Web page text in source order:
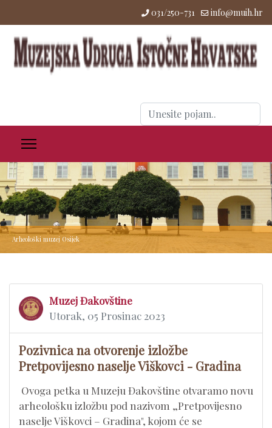
031/250-731 info@muih.hr
Traži
...
Arheološki muzej Osijek
Muzej Đakovštine
Utorak, 05 Prosinac 2023
Pozivnica na otvorenje izložbe
Pretpovijesno naselje Viškovci - Gradina
​ Ovoga petka u Muzeju Đakovštine otvaramo novu
arheološku izložbu pod nazivom „Pretpovijesno
naselje Viškovci – Gradina", kojom će se